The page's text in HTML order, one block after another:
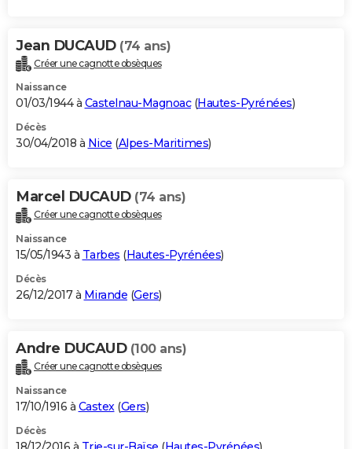
Jean DUCAUD (74 ans)
Créer une cagnotte obsèques
Naissance
01/03/1944 à Castelnau-Magnoac(Hautes-Pyrénées)
Décès
30/04/2018 à Nice (Alpes-Maritimes)
Marcel DUCAUD (74 ans)
Créer une cagnotte obsèques
Naissance
15/05/1943 à Tarbes (Hautes-Pyrénées)
Décès
26/12/2017 à Mirande (Gers)
Andre DUCAUD (100 ans)
Créer une cagnotte obsèques
Naissance
17/10/1916 à Castex(Gers)
Décès